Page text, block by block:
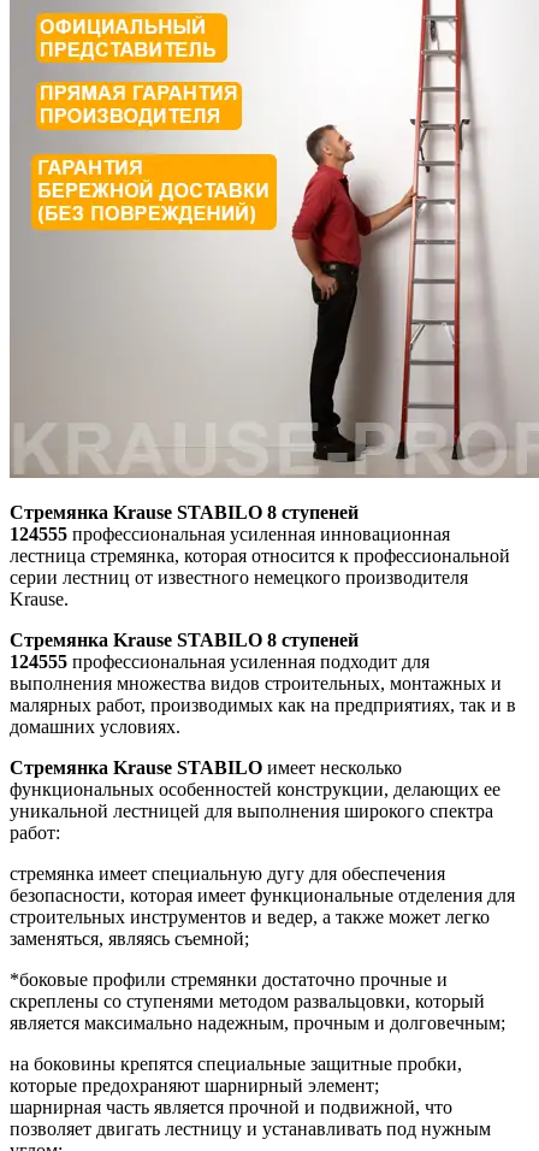
Стремянка Krause STABILO 8 ступеней
124555 профессиональная усиленная инновационная
лестница стремянка, которая относится к профессиональной
серии лестниц от известного немецкого производителя
Krause.
Стремянка Krause STABILO 8 ступеней
124555 профессиональная усиленная подходит для
выполнения множества видов строительных, монтажных и
малярных работ, производимых как на предприятиях, так и в
домашних условиях.
Стремянка Krause STABILO имеет несколько
функциональных особенностей конструкции, делающих ее
уникальной лестницей для выполнения широкого спектра
работ:
стремянка имеет специальную дугу для обеспечения
безопасности, которая имеет функциональные отделения для
строительных инструментов и ведер, а также может легко
заменяться, являясь съемной;
*боковые профили стремянки достаточно прочные и
скреплены со ступенями методом развальцовки, который
является максимально надежным, прочным и долговечным;
на боковины крепятся специальные защитные пробки,
которые предохраняют шарнирный элемент;
шарнирная часть является прочной и подвижной, что
позволяет двигать лестницу и устанавливать под нужным